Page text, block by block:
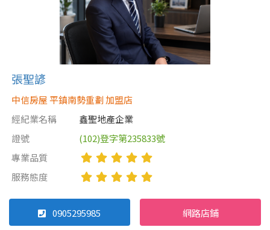
張聖諺
中信房屋 平鎮南勢重劃 加盟店
經紀業名稱
鑫聖地產企業
證號
(102)登字第235833號
專業品質
服務態度
0905295985 網路店鋪